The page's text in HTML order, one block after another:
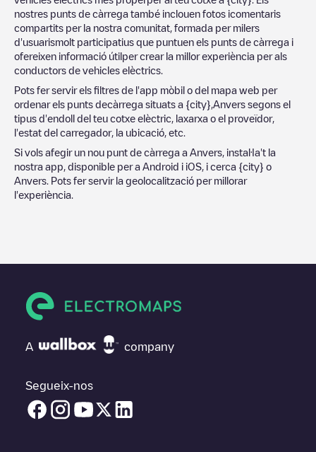
nostres punts de càrrega també inclouen fotos icomentaris
compartits per la nostra comunitat, formada per milers
d'usuarismolt participatius que puntuen els punts de càrrega i
ofereixen informació útilper crear la millor experiència per als
conductors de vehicles elèctrics.
Pots fer servir els filtres de l'app mòbil o del mapa web per
ordenar els punts decàrrega situats a {city} Anvers segons el
tipus d'endoll del teu cotxe elèctric, laxarxa o el proveïdor,
l'estat del carregador, la ubicació, etc.
Si vols afegir un nou punt de càrrega a Anvers , instal·la't la
nostra app, disponible per a Android i iOS, i cerca {city} o
Anvers . Pots fer servir la geolocalització per millorar
l'experiència.
A company
Segueix-nos